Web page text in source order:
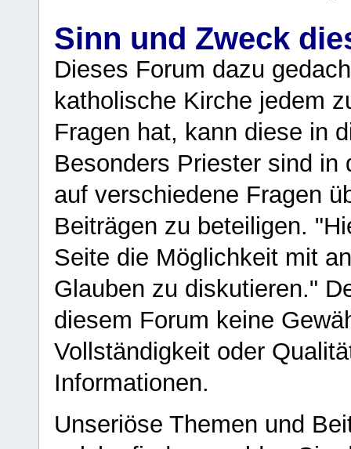
Sinn und Zweck
Dieses Forum dazu
katholische Kirche jedem
Fragen hat, kann diese in
Besonders Priester sind in
auf verschiedene Fragen
Beiträgen zu beteiligen.
Seite die Möglichkeit mit
Glauben zu diskutieren."
diesem Forum keine
Vollständigkeit oder
Informationen.
Unseriöse Themen und